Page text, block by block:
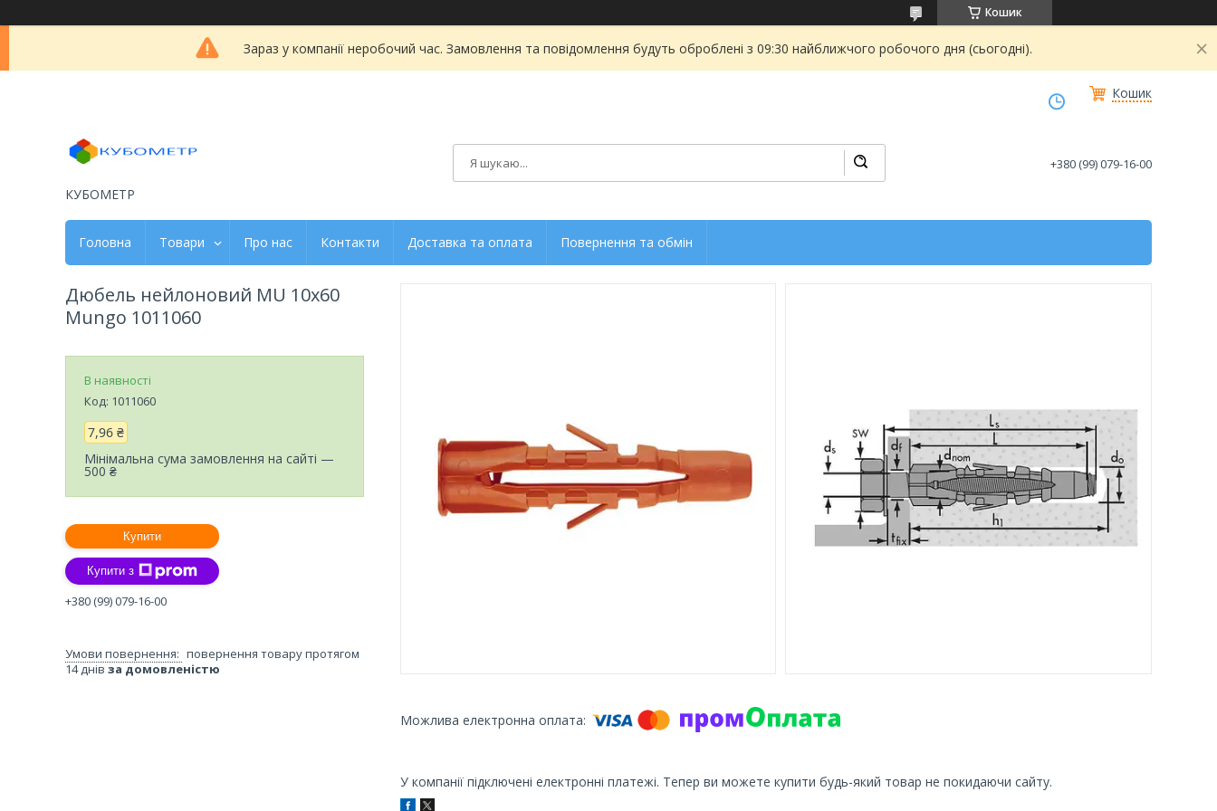
Кошик
Зараз у компанії неробочий час. Замовлення та повідомлення будуть оброблені з 09:30 найближчого робочого дня (сьогодні).
Кошик
КУБОМЕТР
+380 (99) 079-16-00
Головна Товари Про нас Контакти Доставка та оплата Повернення та обмін
У компанії підключені електронні платежі. Тепер ви можете купити будь-який товар не покидаючи сайту.
Дюбель нейлоновий MU 10x60
Mungo 1011060
В наявності
Код: 1011060
7,96 ₴
Мінімальна сума замовлення на сайті —
500 ₴
Купити
Купити з
+380 (99) 079-16-00
повернення товару протягом
14 днів за домовленістю